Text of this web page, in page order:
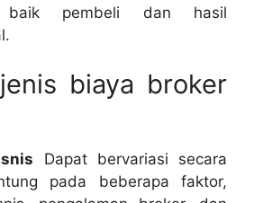
baik pembeli dan hasil
biaya broker
Dapat bervariasi secara
pada beberapa faktor,